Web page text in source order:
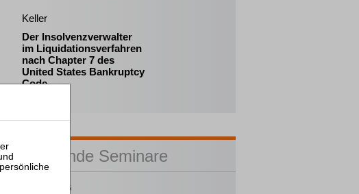
Keller
Der Insolvenzverwalter
im Liquidationsverfahren
nach Chapter 7 des
United States Bankruptcy
Code
Passende Seminare
25.08.2026